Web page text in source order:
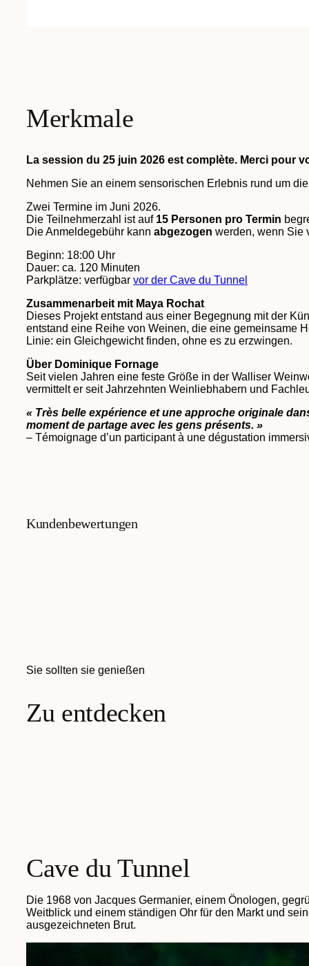
Merkmale
La session du 25 juin 2026 est complète. Merci pour
Nehmen Sie an einem sensorischen Erlebnis rund um
Zwei Termine im Juni 2026.
Die Teilnehmerzahl ist auf 15 Personen pro Termin
Die Anmeldegebühr kann abgezogen werden, wenn Sie
Beginn: 18:00 Uhr
Dauer: ca. 120 Minuten
Parkplätze: verfügbar vor der Cave du Tunnel
Zusammenarbeit mit Maya Rochat
Dieses Projekt entstand aus einer Begegnung mit der
entstand eine Reihe von Weinen, die eine gemeinsame
Linie: ein Gleichgewicht finden, ohne es zu erzwingen.
Über Dominique Fornage
Seit vielen Jahren eine feste Größe in der Walliser
vermittelt er seit Jahrzehnten Weinliebhabern und
« Très belle expérience et une approche originale
moment de partage avec les gens présents. »
– Témoignage d’un participant à une dégustation
Kundenbewertungen
Sie sollten sie genießen
Zu entdecken
Cave du Tunnel
Die 1968 von Jacques Germanier, einem Önologen,
Weitblick und einem ständigen Ohr für den Markt und
ausgezeichneten Brut.